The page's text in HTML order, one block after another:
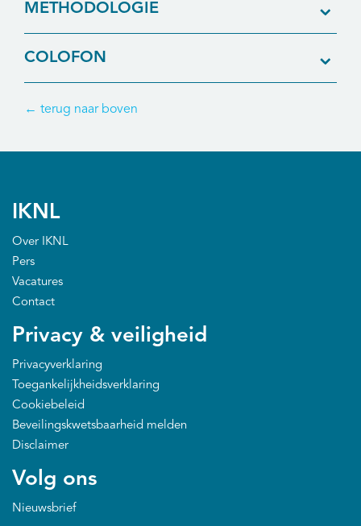
METHODOLOGIE
COLOFON
← terug naar boven
IKNL
Over IKNL
Pers
Vacatures
Contact
Privacy & veiligheid
Privacyverklaring
Toegankelijkheidsverklaring
Cookiebeleid
Beveilingskwetsbaarheid melden
Disclaimer
Volg ons
Nieuwsbrief